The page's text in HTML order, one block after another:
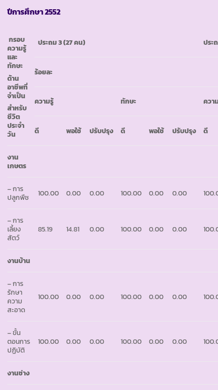
ปีการศึกษา2552
กรอบ
ความรู้
และ
ทักษะ
ด้าน
อาชีพที่
จำเป็น
สำหรับ
ชีวิต
ประจำ
วัน
ประถม 3(27 คน) ประ
ร้อยละ
ความรู้ ทักษะ ควา
ดี พอใช้ ปรับปรุง ดี พอใช้ ปรับปรุง ดี
งาน
เกษตร
– การ
ปลูกพืช
100.00 0.00 0.00 100.00 0.00 0.00
– การ
เลี้ยง
สัตว์
85.19 14.81 0.00 100.00 0.00 0.00
งานบ้าน
– การ
รักษา
ความ
สะอาด
100.00 0.00 0.00 100.00 0.00 0.00
– ขั้น
ตอนการ
ปฏิบัติ
100.00 0.00 0.00 100.00 0.00 0.00
งานช่าง